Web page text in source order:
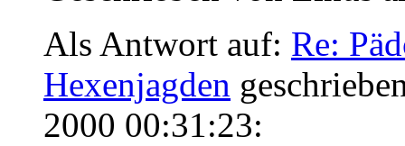
Als Antwort auf: Re:
Hexenjagden
2000 00:31:23: